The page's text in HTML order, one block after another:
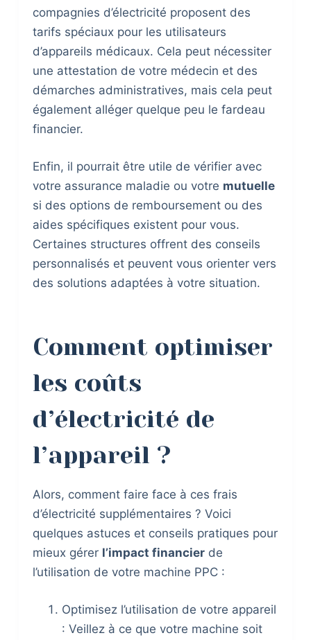
compagnies d’électricité proposent des
tarifs spéciaux pour les utilisateurs
d’appareils médicaux. Cela peut nécessiter
une attestation de votre médecin et des
démarches administratives, mais cela peut
également alléger quelque peu le fardeau
financier.
Enfin, il pourrait être utile de vérifier avec
votre assurance maladie ou votre mutuelle
si des options de remboursement ou des
aides spécifiques existent pour vous.
Certaines structures offrent des conseils
personnalisés et peuvent vous orienter vers
des solutions adaptées à votre situation.
Comment optimiser
les coûts
d’électricité de
l’appareil ?
Alors, comment faire face à ces frais
d’électricité supplémentaires ? Voici
quelques astuces et conseils pratiques pour
mieux gérer l’impact financierde
l’utilisation de votre machine PPC :
Optimisez l’utilisation de votre appareil
: Veillez à ce que votre machine soit